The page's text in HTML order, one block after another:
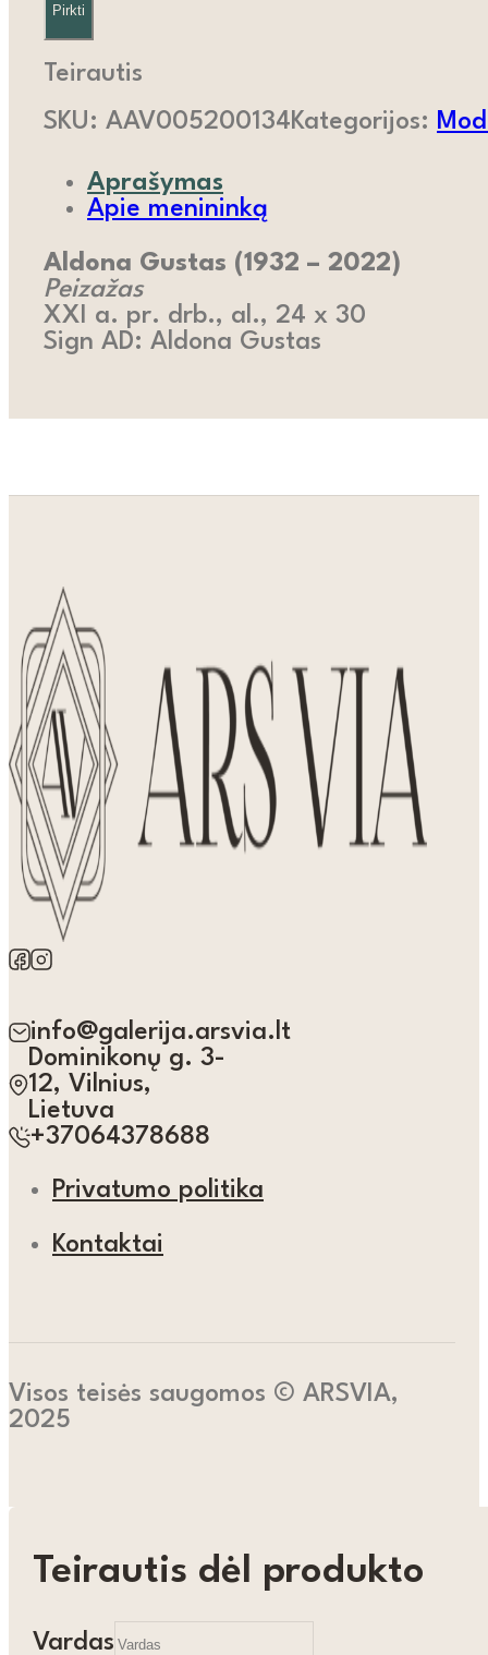
Pirkti
Teirautis
SKU: AAV005200134Kategorijos:
Aprašymas
Apie menininką
Aldona Gustas (1932 – 2022)
Peizažas
XXI a. pr. drb., al., 24 x 30
Sign AD: Aldona Gustas
info@galerija.arsvia.lt
Dominikonų g. 3-
12, Vilnius,
Lietuva
+37064378688
Privatumo politika
Kontaktai
Visos teisės saugomos © ARSVIA,
2025
Teirautis dėl produkto
Vardas